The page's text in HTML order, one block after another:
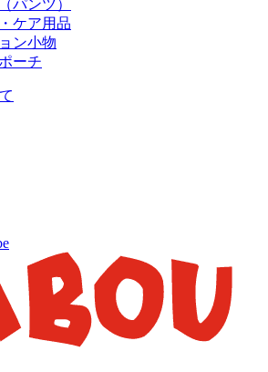
パンツ）
ケア用品
ン小物
ーチ